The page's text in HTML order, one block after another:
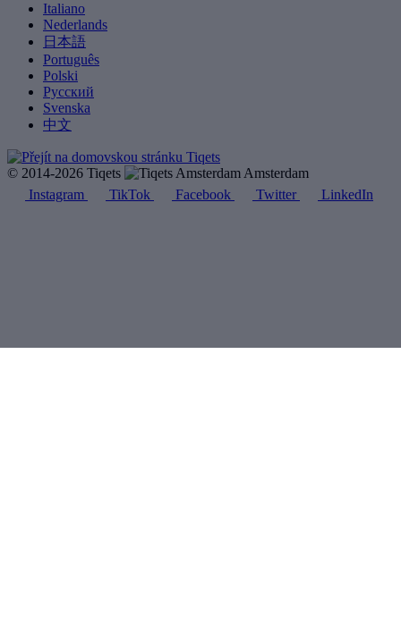
Italiano
Nederlands
日本語
Português
Polski
Русский
Svenska
中文
© 2014-2026 Tiqets
Amsterdam
Instagram
TikTok Facebook Twitter LinkedIn